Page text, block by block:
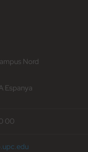
Nord
Espanya
00